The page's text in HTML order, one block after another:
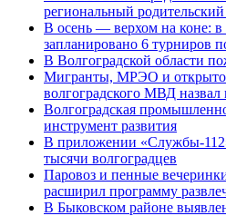
региональный
В осень — верхом на коне: в
запланировано 6 турниров
В Волгоградской области
Мигранты, МРЭО и
волгоградского МВД
Волгоградская
инструмент развития
В приложении «Службы-
тысячи волгоградцев
Паровоз и пенные
расширил программу
В Быковском районе